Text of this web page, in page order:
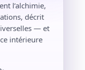
l’alchimie,
décrit
— et
intérieure